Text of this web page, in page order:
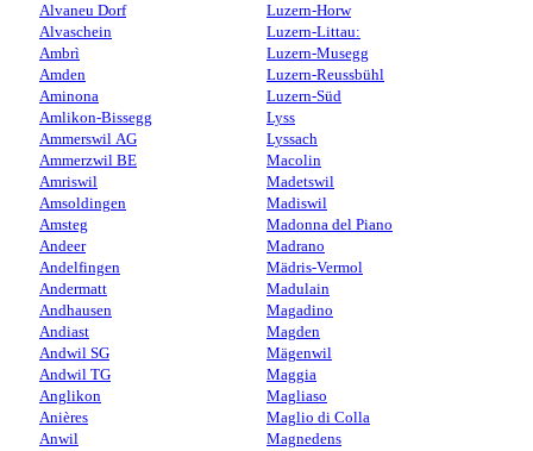
Alvaneu Dorf
Alvaschein
Ambrì
Amden
Aminona
Amlikon-Bissegg
Ammerswil AG
Ammerzwil BE
Amriswil
Amsoldingen
Amsteg
Andeer
Andelfingen
Andermatt
Andhausen
Andiast
Andwil SG
Andwil TG
Anglikon
Anières
Anwil
Luzern-Horw
Luzern-Littau:
Luzern-Musegg
Luzern-Reussbühl
Luzern-Süd
Lyss
Lyssach
Macolin
Madetswil
Madiswil
Madonna del Piano
Madrano
Mädris-Vermol
Madulain
Magadino
Magden
Mägenwil
Maggia
Magliaso
Maglio di Colla
Magnedens